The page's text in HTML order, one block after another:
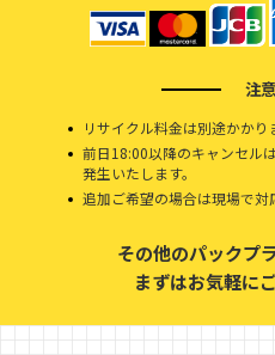
注
リサイクル料金は別途かかり
前日18:00以降のキャンセル
発生いたします。
追加ご希望の場合は現場で対
その他のパックプ
まずはお気軽に